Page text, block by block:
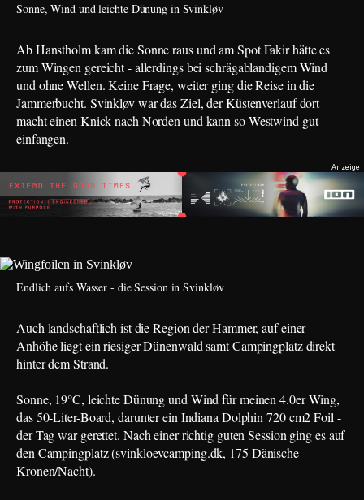
Sonne, Wind und leichte Dünung in Svinkløv
Ab Hanstholm kam die Sonne raus und am Spot Fakir hätte es
zum Wingen gereicht - allerdings bei schrägablandigem Wind
und ohne Wellen. Keine Frage, weiter ging die Reise in die
Jammerbucht. Svinkløv war das Ziel, der Küstenverlauf dort
macht einen Knick nach Norden und kann so Westwind gut
einfangen.
Endlich aufs Wasser - die Session in Svinkløv
Auch landschaftlich ist die Region der Hammer, auf einer
Anhöhe liegt ein riesiger Dünenwald samt Campingplatz direkt
hinter dem Strand.
Sonne, 19°C, leichte Dünung und Wind für meinen 4.0er Wing,
das 50-Liter-Board, darunter ein Indiana Dolphin 720 cm2 Foil -
der Tag war gerettet. Nach einer richtig guten Session ging es auf
den Campingplatz (svinkloevcamping.dk, 175 Dänische
Kronen/Nacht).